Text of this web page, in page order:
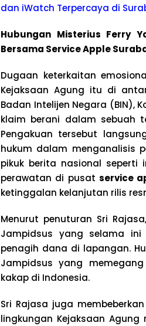
dan iWatch Terpercaya di
Hubungan Misterius Ferry
Bersama Service Apple
Dugaan keterkaitan
Kejaksaan Agung itu di
Badan Intelijen Negara (BIN),
klaim berani dalam sebuah
Pengakuan tersebut
hukum dalam menganalisis
pikuk berita nasional
perawatan di pusatservice
ketinggalan kelanjutan rilis
Menurut penuturan Sri
Jampidsus yang selama
penagih dana di lapangan.
Jampidsus yang
kakap di Indonesia.
Sri Rajasa juga
lingkungan Kejaksaan